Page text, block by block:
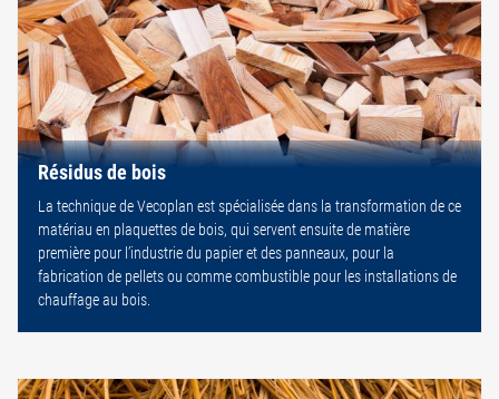
Résidus de bois
La technique de Vecoplan est spécialisée dans la transformation de ce
matériau en plaquettes de bois, qui servent ensuite de matière
première pour l’industrie du papier et des panneaux, pour la
fabrication de pellets ou comme combustible pour les installations de
chauffage au bois.